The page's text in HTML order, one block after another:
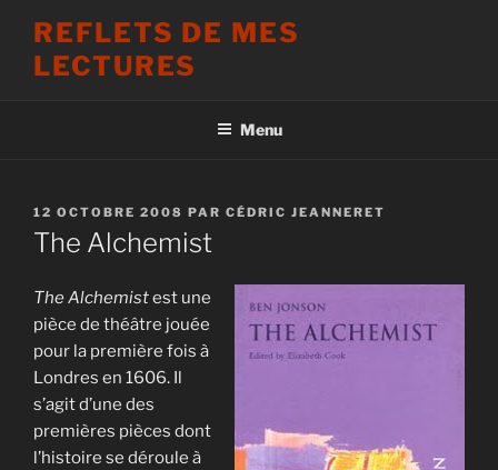
contenu
REFLETS DE MES
LECTURES
Menu
PUBLIÉ
LE
12 OCTOBRE 2008 PAR CÉDRIC JEANNERET
The Alchemist
The Alchemistest une
pièce de théâtre jouée
pour la première fois à
Londres en 1606. Il
s’agit d’une des
premières pièces dont
l’histoire se déroule à